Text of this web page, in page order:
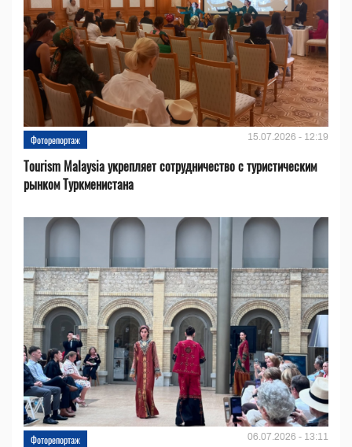
Фоторепортаж 15.07.2026 - 12:19
Tourism Malaysia укрепляет сотрудничество с туристическим
рынком Туркменистана
Фоторепортаж 06.07.2026 - 13:11